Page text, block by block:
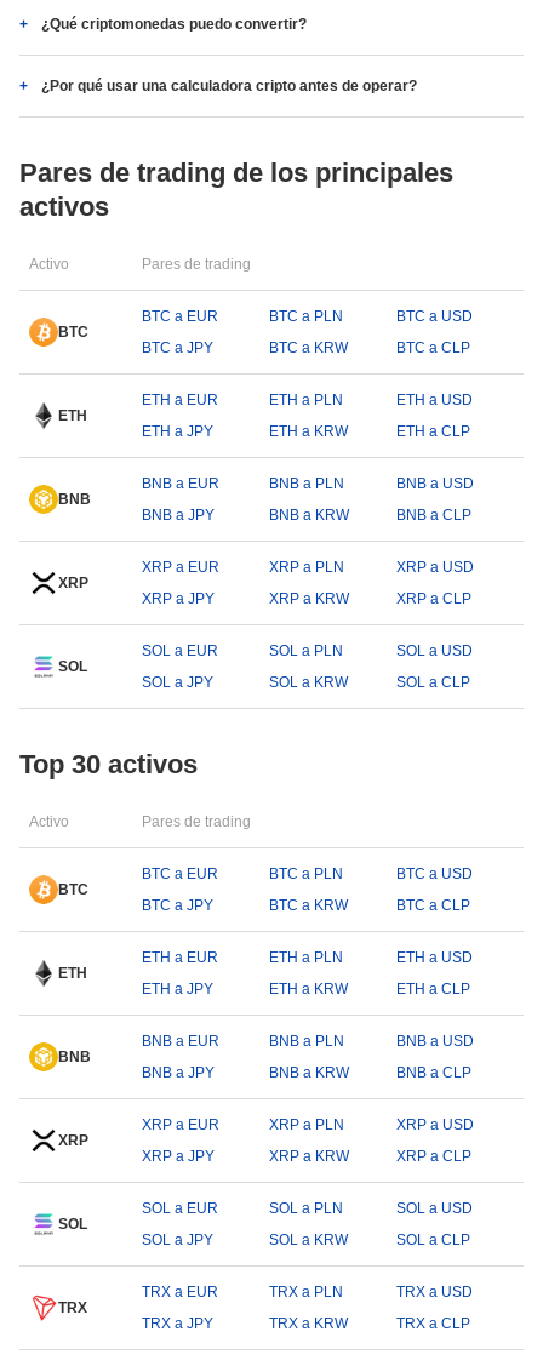
¿Qué criptomonedas puedo convertir?
¿Por qué usar una calculadora cripto antes de operar?
Pares de trading de los principales
activos
Activo Pares de trading
BTC
BTC a EUR BTC a PLN
BTC a USD
BTC a JPY
BTC a KRW BTC a CLP
ETH
ETH a EUR ETH a PLN
ETH a USD
ETH a JPY
ETH a KRW ETH a CLP
BNB
BNB a EUR BNB a PLN
BNB a USD
BNB a JPY
BNB a KRW BNB a CLP
XRP
XRP a EUR XRP a PLN
XRP a USD
XRP a JPY
XRP a KRW XRP a CLP
SOL
SOL a EUR SOL a PLN
SOL a USD
SOL a JPY
SOL a KRW SOL a CLP
Top 30 activos
Activo Pares de trading
BTC
BTC a EUR BTC a PLN
BTC a USD
BTC a JPY
BTC a KRW BTC a CLP
ETH
ETH a EUR ETH a PLN
ETH a USD
ETH a JPY
ETH a KRW ETH a CLP
BNB
BNB a EUR BNB a PLN
BNB a USD
BNB a JPY
BNB a KRW BNB a CLP
XRP
XRP a EUR XRP a PLN
XRP a USD
XRP a JPY
XRP a KRW XRP a CLP
SOL
SOL a EUR SOL a PLN
SOL a USD
SOL a JPY
SOL a KRW SOL a CLP
TRX
TRX a EUR TRX a PLN
TRX a USD
TRX a JPY
TRX a KRW TRX a CLP